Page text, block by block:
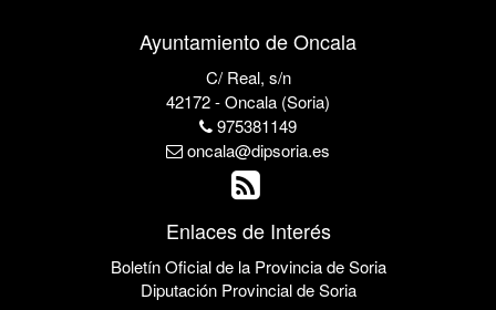
Ayuntamiento de Oncala
C/ Real, s/n
42172 - Oncala (Soria)
975381149
oncala@dipsoria.es
Enlaces de Interés
Boletín Oficial de la Provincia de Soria
Diputación Provincial de Soria